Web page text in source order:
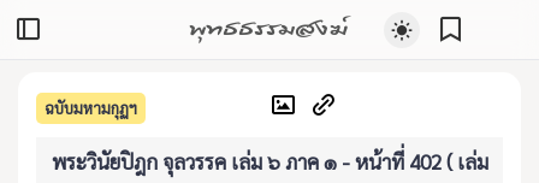
พุทธธรรมสงฆ์
ฉบับมหามกุฏฯ
พระวินัยปิฎก จุลวรรค เล่ม ๖ ภาค ๑ - หน้าที่ 402 ( เล่ม